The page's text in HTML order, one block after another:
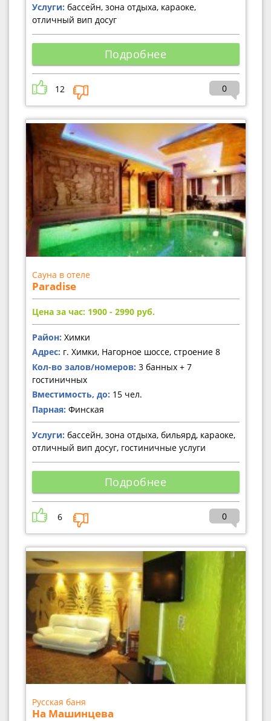
Услуги: бассейн, зона отдыха, караоке,
отличный вип досуг
Подробнее
12 0
Сауна в отеле
Paradise
Цена за час: 1900 - 2990 руб.
Район: Химки
Адрес: г. Химки, Нагорное шоссе, строение 8
Кол-во залов/номеров: 3 банных + 7
гостиничных
Вместимость, до: 15 чел.
Парная: Финская
Услуги: бассейн, зона отдыха, бильярд, караоке,
отличный вип досуг, гостиничные услуги
Подробнее
6 0
Русская баня
На Машинцева